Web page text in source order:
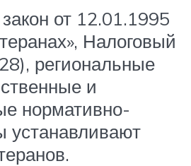
от 12.01.1995
Налоговый
региональные
и
нормативно-
устанавливают